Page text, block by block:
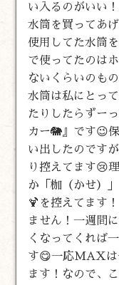
い入るのがいい
水筒を買ってあ
使用してた水筒
で使ってたのは
ないくらいのも
水筒は私にとっ
たりしたらずー
カー🐘』です😉
い出したのです
り控えてます😢
か「枷（かせ）
🍹を控えてます
ません！一週間
くなってくれば
す😋一応MAXは
ます！なので、